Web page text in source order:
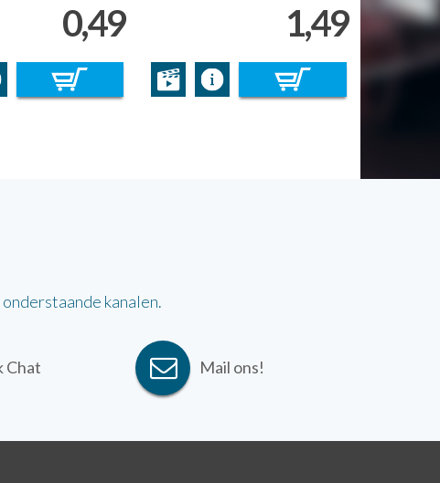
0,49 1,49
kanalen.
Chat Mail ons!